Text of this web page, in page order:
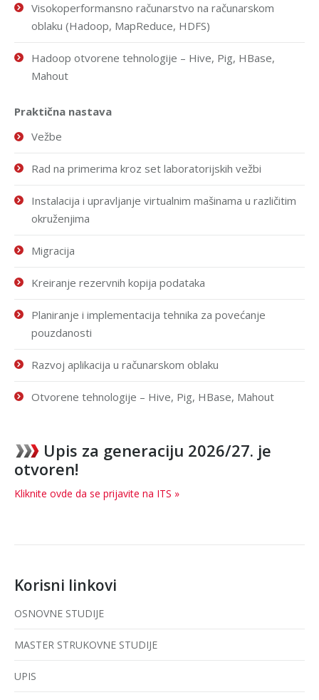
Visokoperformansno računarstvo na računarskom
oblaku (Hadoop, MapReduce, HDFS)
Hadoop otvorene tehnologije – Hive, Pig, HBase,
Mahout
Praktična nastava
Vežbe
Rad na primerima kroz set laboratorijskih vežbi
Instalacija i upravljanje virtualnim mašinama u različitim
okruženjima
Migracija
Kreiranje rezervnih kopija podataka
Planiranje i implementacija tehnika za povećanje
pouzdanosti
Razvoj aplikacija u računarskom oblaku
Otvorene tehnologije – Hive, Pig, HBase, Mahout
Upis za generaciju 2026/27. je
otvoren!
Kliknite ovde da se prijavite na ITS »
Korisni linkovi
OSNOVNE STUDIJE
MASTER STRUKOVNE STUDIJE
UPIS